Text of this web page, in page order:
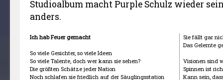
Studioalbum macht Purple Schulz wieder
anders.
Ich hab Feuer gemacht
So viele Gesichter, so viele Ideen
So viele Talente, doch wer kann sie sehen?
Die größten Schätze jeder Nation
Noch schlafen sie friedlich auf der Säuglingsstation
Sie fällt gar
Das Gelernte
Visionen sind
Spinnen ist
Kann sein,